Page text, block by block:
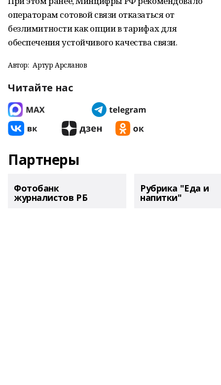
операторам сотовой связи отказаться от
безлимитности как опции в тарифах для
обеспечения устойчивого качества связи.
Автор: Артур Арсланов
Читайте нас
Партнеры
Фотобанк
журналистов РБ
Рубрика "Еда и
напитки"